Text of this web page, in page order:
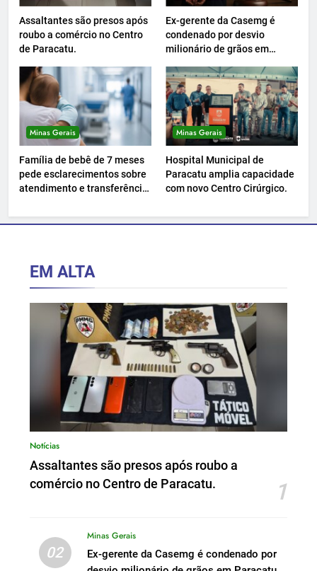
Assaltantes são presos após
roubo a comércio no Centro
de Paracatu.
Ex-gerente da Casemg é
condenado por desvio
milionário de grãos em
Minas Gerais
Família de bebê de 7 meses
pede esclarecimentos sobre
atendimento e transferência
Minas Gerais
Hospital Municipal de
Paracatu amplia capacidade
com novo Centro Cirúrgico.
EM ALTA
Notícias
Assaltantes são presos após roubo a
comércio no Centro de Paracatu.
1
02
Minas Gerais
Ex-gerente da Casemg é condenado por